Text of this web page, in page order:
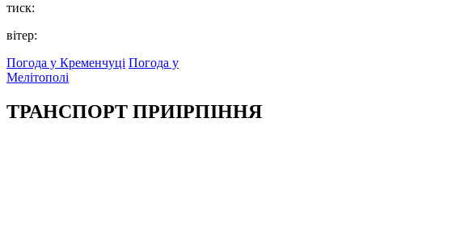
тиск:
вітер:
Погода у Кременчуці Погода у
Мелітополі
ТРАНСПОРТ ПРИІРПІННЯ